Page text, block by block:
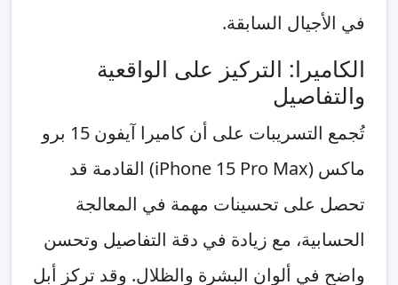
في الأجيال السابقة.
الكاميرا: التركيز على الواقعية
والتفاصيل
تُجمع التسريبات على أن كاميرا آيفون 15 برو
ماكس (iPhone 15 Pro Max) القادمة قد
تحصل على تحسينات مهمة في المعالجة
الحسابية، مع زيادة في دقة التفاصيل وتحسن
واضح في ألوان البشرة والظلال. وقد تركز أبل